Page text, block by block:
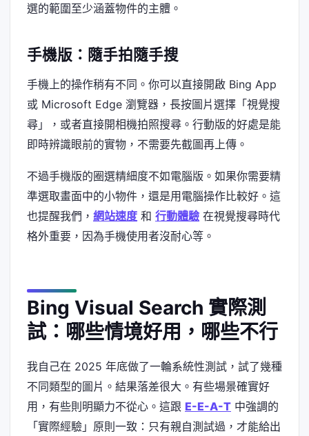
選的範圍至少涵蓋物件的主體。
手機版：隨手拍隨手搜
手機上的操作稍有不同。你可以直接開啟 Bing App
或 Microsoft Edge 瀏覽器，長按圖片選擇「視覺搜
尋」，或者直接開相機拍照搜尋。行動版的好處是能
即時辨識眼前的實物，不需要先截圖再上傳。
不過手機版的圈選精細度不如電腦版。如果你需要精
準選取畫面中的小物件，還是用電腦操作比較好。這
也提醒我們， 網站速度 和 行動體驗 在視覺搜尋時代
格外重要，因為手機使用者沒耐心等。
Bing Visual Search 實際測
試：哪些情境好用，哪些不行
我自己在 2025 年底做了一輪系統性測試，試了幾種
不同類型的圖片。結果落差很大。有些場景確實好
用，有些則明顯力不從心。這跟 E-E-A-T 中強調的
「實際經驗」原則一致：只有親自測試過，才能給出